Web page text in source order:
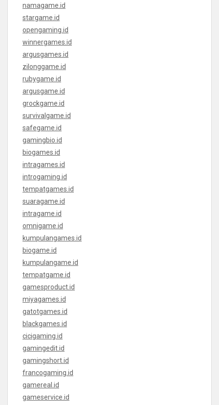
namagame.id
stargame.id
opengaming.id
winnergames.id
argusgames.id
zilonggame.id
rubygame.id
argusgame.id
grockgame.id
survivalgame.id
safegame.id
gamingbio.id
biogames.id
intragames.id
introgaming.id
tempatgames.id
suaragame.id
intragame.id
omnigame.id
kumpulangames.id
biogame.id
kumpulangame.id
tempatgame.id
gamesproduct.id
miyagames.id
gatotgames.id
blackgames.id
cicigaming.id
gamingedit.id
gamingshort.id
francogaming.id
gamereal.id
gameservice.id